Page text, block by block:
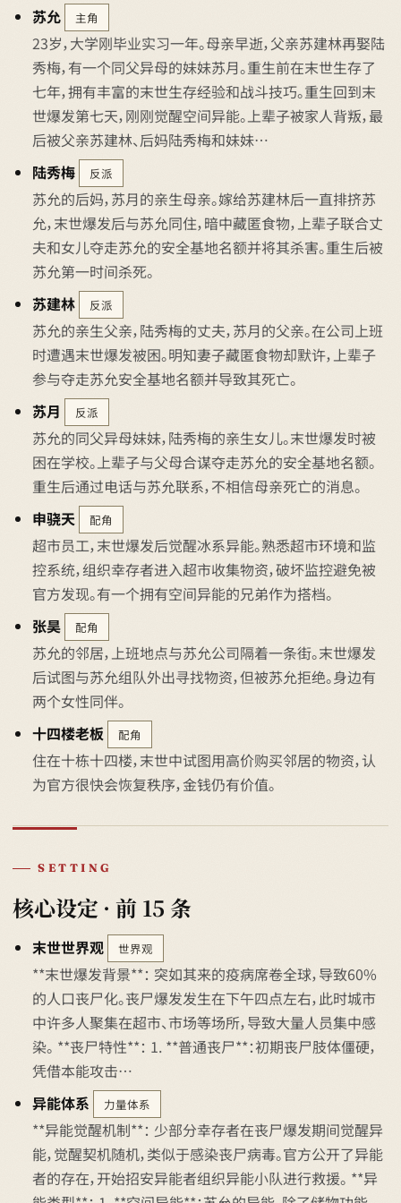
苏允 主角
23岁，大学刚毕业实习一年。母亲早逝，父亲苏建林再娶陆
秀梅，有一个同父异母的妹妹苏月。重生前在末世生存了
七年，拥有丰富的末世生存经验和战斗技巧。重生回到末
世爆发第七天，刚刚觉醒空间异能。上辈子被家人背叛，最
后被父亲苏建林、后妈陆秀梅和妹妹…
陆秀梅
反派
苏允的后妈，苏月的亲生母亲。嫁给苏建林后一直排挤苏
允，末世爆发后与苏允同住，暗中藏匿食物，上辈子联合丈
夫和女儿夺走苏允的安全基地名额并将其杀害。重生后被
苏允第一时间杀死。
苏建林
反派
苏允的亲生父亲，陆秀梅的丈夫，苏月的父亲。在公司上班
时遭遇末世爆发被困。明知妻子藏匿食物却默许，上辈子
参与夺走苏允安全基地名额并导致其死亡。
苏月
反派
苏允的同父异母妹妹，陆秀梅的亲生女儿。末世爆发时被
困在学校。上辈子与父母合谋夺走苏允的安全基地名额。
重生后通过电话与苏允联系，不相信母亲死亡的消息。
申骁天
配角
超市员工，末世爆发后觉醒冰系异能。熟悉超市环境和监
控系统，组织幸存者进入超市收集物资，破坏监控避免被
官方发现。有一个拥有空间异能的兄弟作为搭档。
张昊
配角
苏允的邻居，上班地点与苏允公司隔着一条街。末世爆发
后试图与苏允组队外出寻找物资，但被苏允拒绝。身边有
两个女性同伴。
十四楼老板
配角
住在十栋十四楼，末世中试图用高价购买邻居的物资，认
为官方很快会恢复秩序，金钱仍有价值。
SETTING
核心设定 · 前 15 条
末世世界观 世界观
**末世爆发背景**： 突如其来的疫病席卷全球，导致60%
的人口丧尸化。丧尸爆发发生在下午四点左右，此时城市
中许多人聚集在超市、市场等场所，导致大量人员集中感
染。 **丧尸特性**： 1. **普通丧尸**：初期丧尸肢体僵硬，
凭借本能攻击…
异能体系
力量体系
**异能觉醒机制**： 少部分幸存者在丧尸爆发期间觉醒异
能，觉醒契机随机，类似于感染丧尸病毒。官方公开了异能
者的存在，开始招安异能者组织异能小队进行救援。 **异